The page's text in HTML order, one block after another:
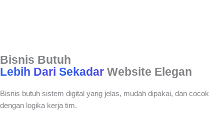
Bisnis Butuh
Lebih Dari Sekadar Website Elegan
Bisnis butuh sistem digital yang jelas, mudah dipakai, dan cocok
dengan logika kerja tim.